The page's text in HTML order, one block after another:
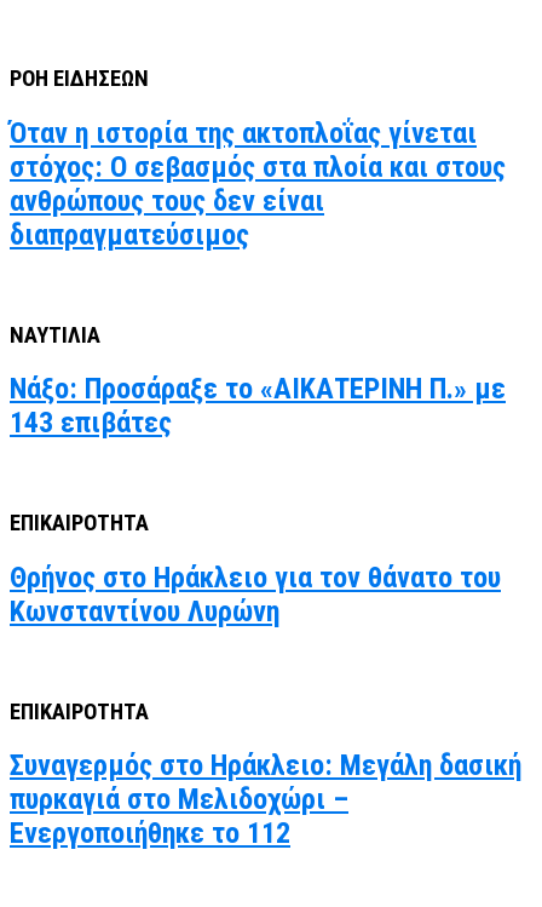
ΡΟΗ ΕΙΔΗΣΕΩΝ
Όταν η ιστορία της ακτοπλοΐας γίνεται
στόχος: Ο σεβασμός στα πλοία και στους
ανθρώπους τους δεν είναι
διαπραγματεύσιμος
ΝΑΥΤΙΛΙΑ
Νάξο: Προσάραξε το «ΑΙΚΑΤΕΡΙΝΗ Π.» με
143 επιβάτες
ΕΠΙΚΑΙΡΟΤΗΤΑ
Θρήνος στο Ηράκλειο για τον θάνατο του
Κωνσταντίνου Λυρώνη
ΕΠΙΚΑΙΡΟΤΗΤΑ
Συναγερμός στο Ηράκλειο: Μεγάλη δασική
πυρκαγιά στο Μελιδοχώρι –
Ενεργοποιήθηκε το 112